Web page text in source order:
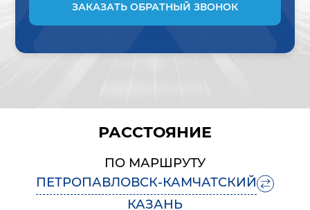
ЗАКАЗАТЬ ОБРАТНЫЙ ЗВОНОК
РАССТОЯНИЕ
ПО МАРШРУТУ
ПЕТРОПАВЛОВСК-КАМЧАТСКИЙ
КАЗАНЬ